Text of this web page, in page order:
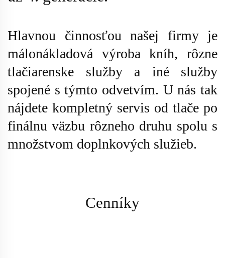
Hlavnou činnosťou našej firmy je
málonákladová výroba kníh, rôzne
tlačiarenske služby a iné služby
spojené s týmto odvetvím. U nás tak
nájdete kompletný servis od tlače po
finálnu väzbu rôzneho druhu spolu s
množstvom doplnkových služieb.
Cenníky